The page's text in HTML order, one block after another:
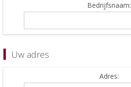
Bedrijfsnaam:
Uw adres
Adres: